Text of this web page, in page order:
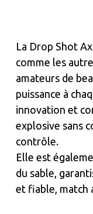
La Drop Shot
comme les
amateurs de
puissance à
innovation et
explosive sans
contrôle.
Elle est
du sable,
et fiable, match